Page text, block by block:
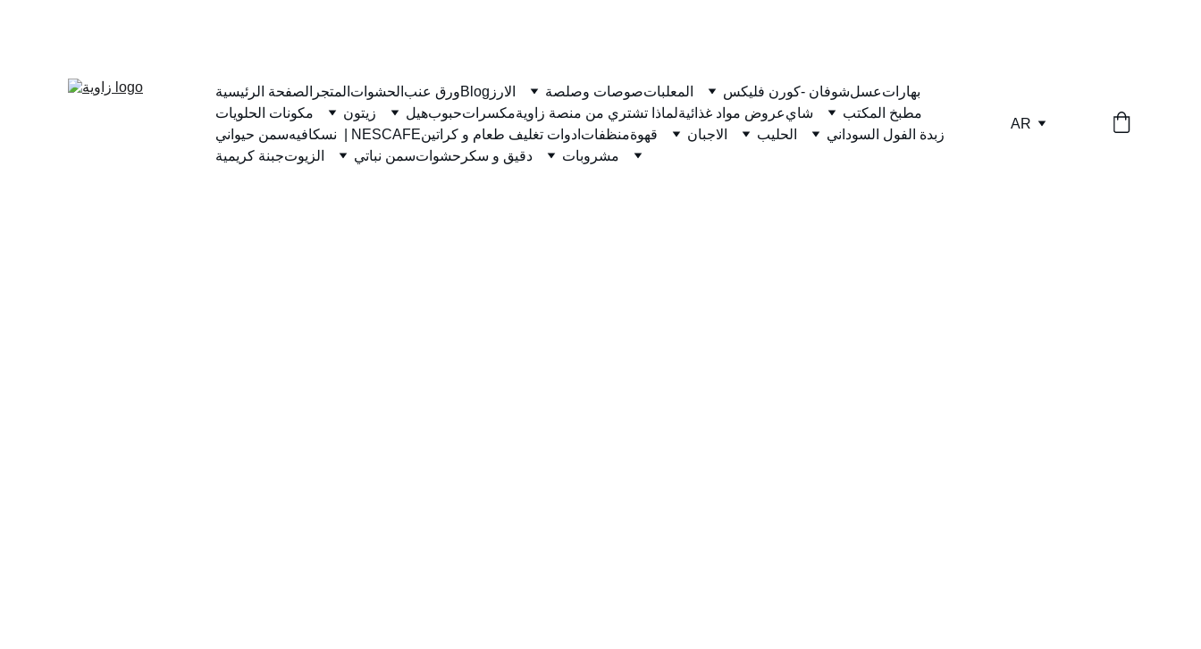
الصفحة الرئيسية المتجر الحشوات ورق عنبBlog الارز صوصات وصلصةالمعلبات شوفان -كورن فليكسعسلبهارات
مكونات الحلويات
زيتون هيلحبوبمكسراتلماذا تشتري من منصة زاويةعروض مواد غذائيةشاي
مطبخ المكتب
سمن حيواني
نسكافيه  | NESCAFEادوات تغليف طعام و كراتين منظفاتقهوة الاجبان الحليب
زبدة الفول السوداني
جبنة كريميةالزيوت سمن نباتيحشوات دقيق و سكر مشروبات
AR